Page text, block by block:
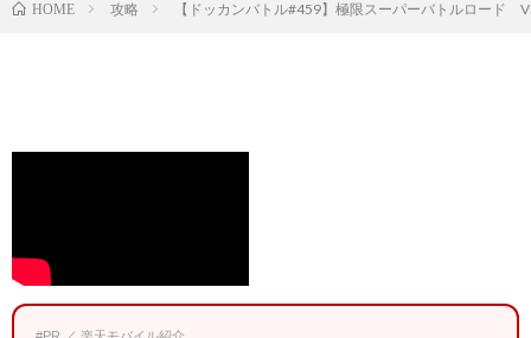
HOME 攻略 【ドッカンバトル#459】極限スーパーバトルロード